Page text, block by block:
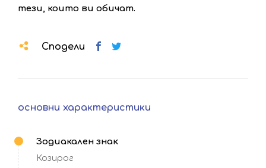
тези, които ви обичат.
Сподели
основни характеристики
Зодиакален знак
Козирог